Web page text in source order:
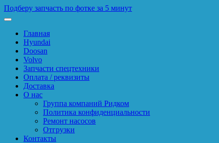
Подберу запчасть по фотке за 5 минут
Главная
Hyundai
Doosan
Volvo
Запчасти спецтехники
Оплата / реквизиты
Доставка
О нас
Группа компаний Ридком
Политика конфиденциальности
Ремонт насосов
Отгрузки
Контакты